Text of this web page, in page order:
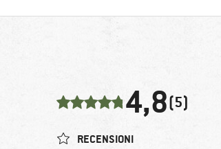
4,8(5)
RECENSIONI